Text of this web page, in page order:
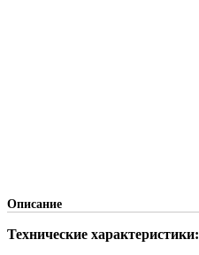
Описание
Технические характеристики: